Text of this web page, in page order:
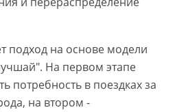
подход на основе модели
На первом этапе
потребность в поездках за
на втором -